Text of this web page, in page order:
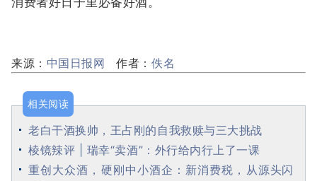
来源： 中国日报网 作者：佚名
相关阅读
老白干酒换帅，王占刚的自我救赎与三大挑战
棱镜辣评 | 瑞幸“卖酒”：外行给内行上了一课
重创大众酒，硬刚中小酒企：新消费税，从源头闪